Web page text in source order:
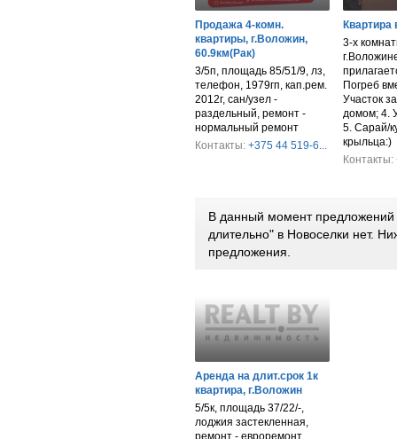
Продажа 4-комн.
квартиры, г.Воложин,
60.9км(Рак)
3/5п, площадь 85/51/9, лз,
телефон, 1979гп, кап.рем.
2012г, сан/узел -
раздельный, ремонт -
нормальный ремонт
Контакты: +375 44 519-6...
Квартира
3-х
Погреб
Участок
домом; 4.
5. Сарай/
крыльца:)
Контакты:
В данный момент предложений
длительно" в Новоселки нет.
предложения.
Аренда на длит.срок 1к
квартира, г.Воложин
5/5к, площадь 37/22/-,
лоджия застекленная,
ремонт - евроремонт